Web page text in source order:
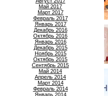
Май 2017
Март 2017
Февраль 2017
Январь 2017
Декабрь 2016
Октябрь 2016
Январь 2016
Декабрь 2015
Ноябрь 2015
Октябрь 2015
Сентябрь 2015
Май 2014
Апрель 2014
Март 2014
Февраль 2014
Январь 2014